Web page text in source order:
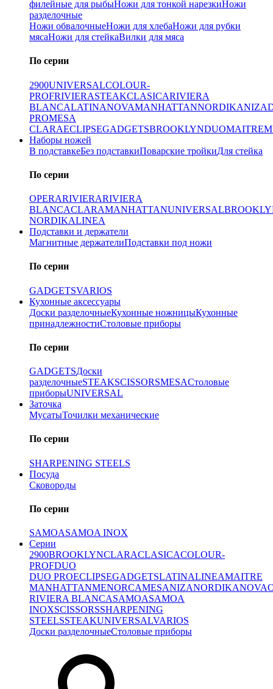
филейные для рыбыНожи для тонкой нарезкиНожи
разделочные
Ножи обвалочныеНожи для хлебаНожи для рубки
мясаНожи для стейкаВилки для мяса
По серии
2900UNIVERSALCOLOUR-
PROFRIVIERASTEAKCLASICARIVIERA
BLANCALATINANOVAMANHATTANNORDIKANIZA
PROMESA
CLARAECLIPSEGADGETSBROOKLYNDUOMAITRE
Наборы ножей
В подставкеБез подставкиПоварские тройкиДля стейка
По серии
OPERARIVIERARIVIERA
BLANCACLARAMANHATTANUNIVERSAL
NORDIKALINEA
Подставки и держатели
Магнитные держателиПодставки под ножи
По серии
GADGETSVARIOS
Кухонные аксессуары
Доски разделочныеКухонные ножницыКухонные
принадлежностиСтоловые приборы
По серии
GADGETSДоски
разделочныеSTEAKSCISSORSMESAСтоловые
приборыUNIVERSAL
Заточка
МусатыТочилки механические
По серии
SHARPENING STEELS
Посуда
Сковороды
По серии
SAMOASAMOA INOX
Серии
2900BROOKLYNCLARACLASICACOLOUR-
PROFDUO
DUO PROECLIPSEGADGETSLATINALINEAMAITRE
MANHATTANMENORCAMESANIZANORDIKANOVA
RIVIERA BLANCASAMOASAMOA
INOXSCISSORSSHARPENING
STEELSSTEAKUNIVERSALVARIOS
Доски разделочныеСтоловые приборы